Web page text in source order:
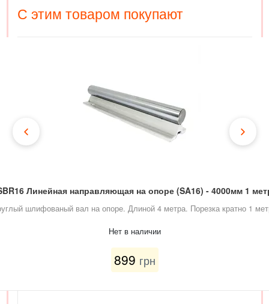
С этим товаром покупают
Линейная направляющая на опоре (SA16) - 4000мм 1
шлифованый вал на опоре. Длиной 4 метра. Порезка кратно 1
Нет в наличии
899 грн